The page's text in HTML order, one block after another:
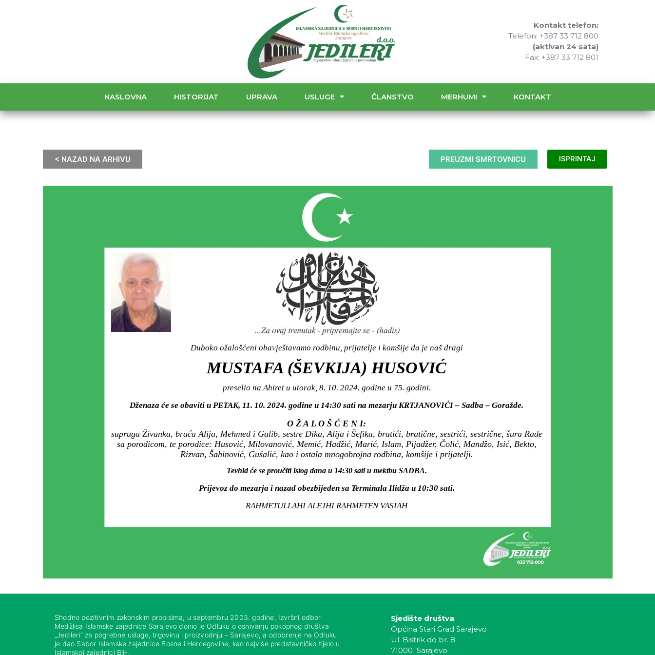
Kontakt telefon:
Telefon: +387 33 712 800
(aktivan 24 sata)
Fax: +387 33 712 801
NASLOVNA HISTORIJAT UPRAVA USLUGE ČLANSTVO MERHUMI KONTAKT
< NAZAD NA ARHIVU PREUZMI SMRTOVNICU ISPRINTAJ
Duboko ožalošćeni obavještavamo rodbinu, prijatelje i komšije da je naš dragi
MUSTAFA (ŠEVKIJA) HUSOVIĆ
preselio na Ahiret u utorak, 8. 10. 2024. godine u 75. godini.
Dženaza će se obaviti u PETAK, 11. 10. 2024. godine u 14:30 sati na mezarju KRTJANOVIĆI – Sadba – Goražde.
O Ž A L O Š Ć E N I:
supruga Živanka, braća Alija, Mehmed i Galib, sestre Dika, Alija i Šefika, bratići, bratične, sestrići, sestrične, šura Rade
sa porodicom, te porodice: Husović, Milovanović, Memić, Hadžić, Marić, Islam, Pijadžer, Čolić, Mandžo, Isić, Bekto,
Rizvan, Šahinović, Gušalić, kao i ostala mnogobrojna rodbina, komšije i prijatelji.
Tevhid će se proučiti istog dana u 14:30 sati u mektbu SADBA.
Prijevoz do mezarja i nazad obezbijeđen sa Terminala Ilidža u 10:30 sati.
RAHMETULLAHI ALEJHI RAHMETEN VASIAH
Shodno pozitivnim zakonskim propisima, u septembru 2003. godine, Izvršni odbor
Medžlisa Islamske zajednice Sarajevo donio je Odluku o osnivanju pokopnog društva
„Jedileri“ za pogrebne usluge, trgovinu i proizvodnju – Sarajevo, a odobrenje na Odluku
je dao Sabor Islamske zajednice Bosne i Hercegovine, kao najviše predstavničko tijelo u
Islamskoj zajednici BiH.
Sjedište društva:
Općina Stari Grad Sarajevo
Ul. Bistrik do br. 8
71000 Sarajevo